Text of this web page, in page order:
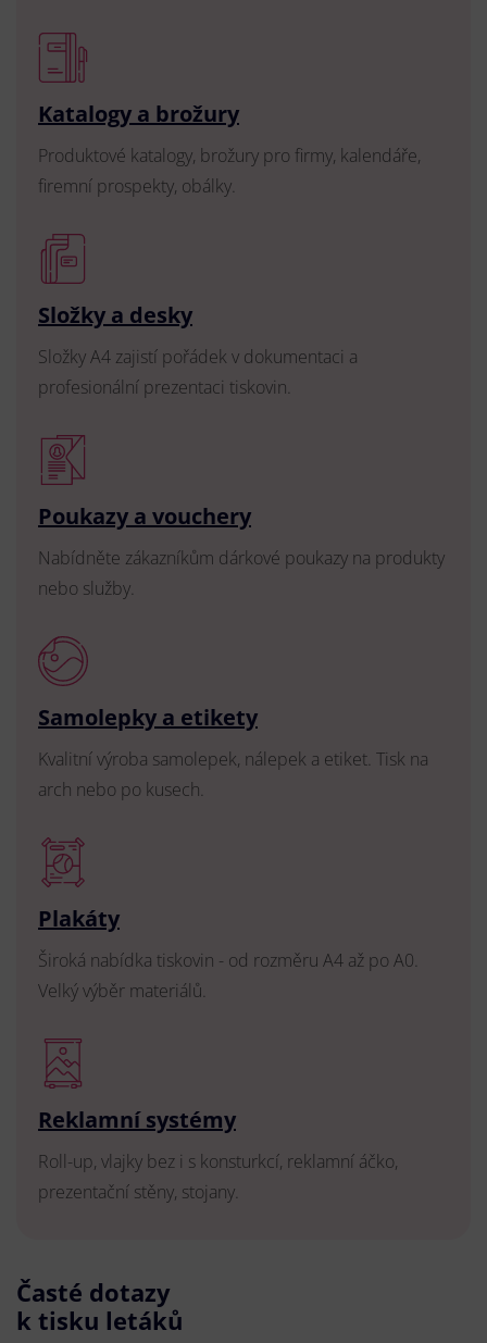
Katalogy a brožury
Produktové katalogy, brožury pro firmy, kalendáře,
firemní prospekty, obálky.
Složky a desky
Složky A4 zajistí pořádek v dokumentaci a
profesionální prezentaci tiskovin.
Poukazy a vouchery
Nabídněte zákazníkům dárkové poukazy na produkty
nebo služby.
Samolepky a etikety
Kvalitní výroba samolepek, nálepek a etiket. Tisk na
arch nebo po kusech.
Plakáty
Široká nabídka tiskovin - od rozměru A4 až po A0.
Velký výběr materiálů.
Reklamní systémy
Roll-up, vlajky bez i s konsturkcí, reklamní áčko,
prezentační stěny, stojany.
Časté dotazy
k tisku letáků